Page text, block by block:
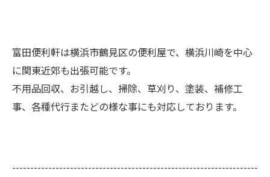
富田便利軒は横浜市鶴見区の便利屋で、横浜川崎を中心
に関東近郊も出張可能です。
不用品回収、お引越し、掃除、草刈り、塗装、補修工
事、各種代行またどの様な事にも対応しております。
--------------------------------------------------------------------